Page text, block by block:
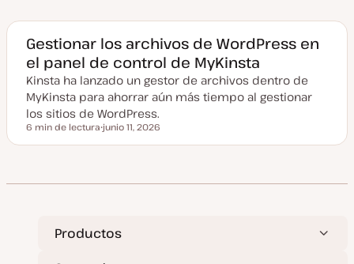
h
a
c
t
u
a
i
z
a
d
Gestionar los archivos de WordPress en
el panel de control de MyKinsta
Kinsta ha lanzado un gestor de archivos dentro de
MyKinsta para ahorrar aún más tiempo al gestionar
los sitios de WordPress.
Tiempo de lectura
6 min de lectura
e
a
l
z
junio 11, 2026
Productos